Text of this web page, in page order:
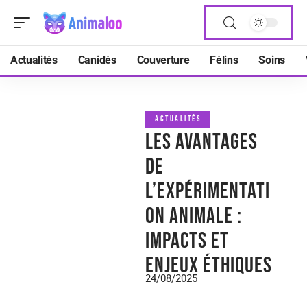
Actualités Canidés Couverture Félins Soins
ACTUALITÉS
Les avantages
de
l’expérimentati
on animale :
impacts et
enjeux éthiques
24/08/2025